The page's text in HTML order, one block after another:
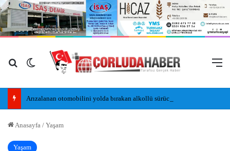
Arama yap ...
Dış görünümü değiştir
Anasayfa / Yaşam
Yaşam